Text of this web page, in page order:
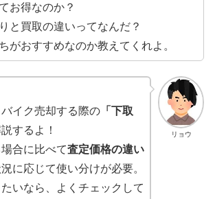
お得なのか？
と買取の違いってなんだ？
がおすすめなのか教えてくれよ。
リョウ
イク売却する際の 「下取
するよ！
合に比べて査定価格の違い
に応じて使い分けが必要。
いなら、よくチェックして